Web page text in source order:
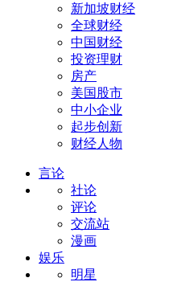
新加坡财经
全球财经
中国财经
投资理财
房产
美国股市
中小企业
起步创新
财经人物
言论
社论
评论
交流站
漫画
娱乐
明星